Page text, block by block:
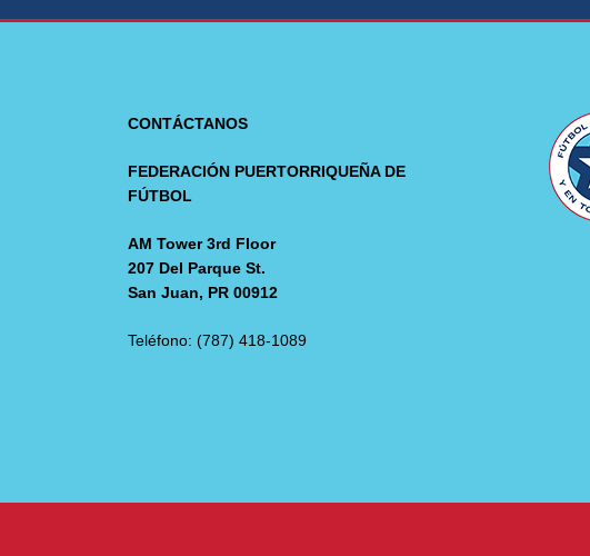
CONTÁCTANOS
FEDERACIÓN PUERTORRIQUEÑA DE
FÚTBOL
AM Tower 3rd Floor
207 Del Parque St.
San Juan, PR 00912
Teléfono: (787) 418-1089